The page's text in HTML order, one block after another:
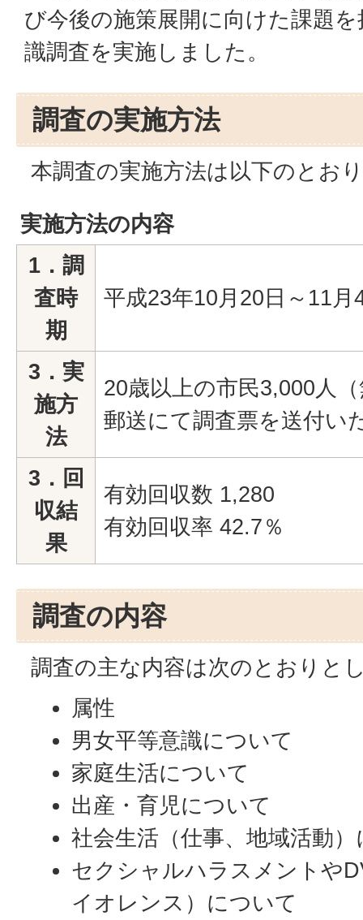
び今後の施策展開に向けた課題
識調査を実施しました。
調査の実施方法
本調査の実施方法は以下のとお
実施方法の内容
1．調
査時
期
平成23年10月20日～11月
3．実
施方
法
20歳以上の市民3,000人
郵送にて調査票を送付い
3．回
収結
果
有効回収数 1,280
有効回収率 42.7％
調査の内容
調査の主な内容は次のとおりと
属性
男女平等意識について
家庭生活について
出産・育児について
社会生活（仕事、地域活動
セクシャルハラスメントや
イオレンス）について